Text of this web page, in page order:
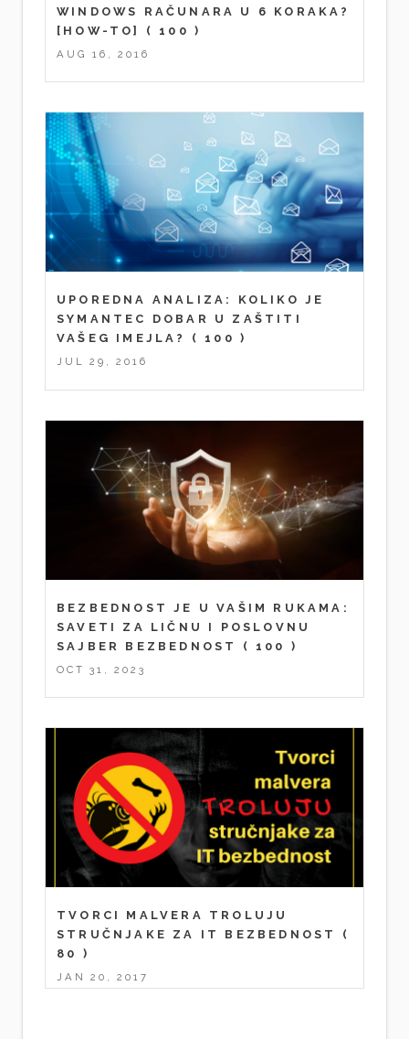
WINDOWS RAČUNARA U 6 KORAKA?
[HOW-TO]
( 100 )
AUG 16, 2016
UPOREDNA ANALIZA: KOLIKO JE
SYMANTEC DOBAR U ZAŠTITI
VAŠEG IMEJLA?
( 100 )
JUL 29, 2016
BEZBEDNOST JE U VAŠIM RUKAMA:
SAVETI ZA LIČNU I POSLOVNU
SAJBER BEZBEDNOST
( 100 )
OCT 31, 2023
TVORCI MALVERA TROLUJU
STRUČNJAKE ZA IT BEZBEDNOST
(
80 )
JAN 20, 2017